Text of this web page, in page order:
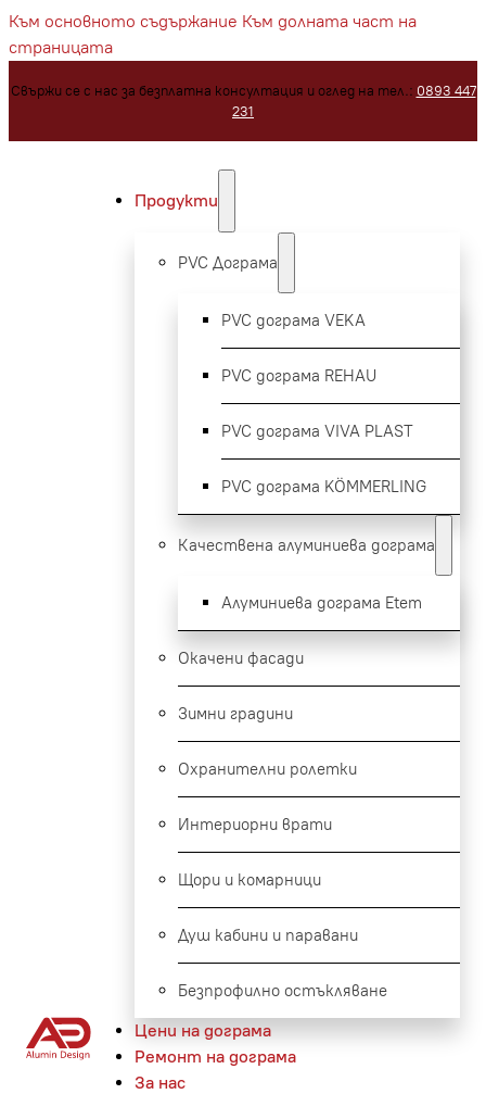
Към основното съдържание Към долната част на
страницата
Свържи се с нас за безплатна консултация и оглед на тел.: 0893 447
231
Продукти
PVC Дограма
PVC дограма VEKA
PVC дограма REHAU
PVC дограма VIVA PLAST
PVC дограма KÖMMERLING
Качествена алуминиева дограма
Алуминиева дограма Etem
Окачени фасади
Зимни градини
Охранителни ролетки
Интериорни врати
Щори и комарници
Душ кабини и паравани
Безпрофилно остъкляване
Цени на дограма
Ремонт на дограма
За нас